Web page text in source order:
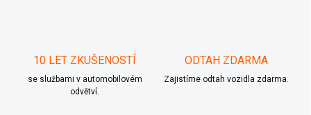
10 LET ZKUŠENOSTÍ
se službami v automobilovém
odvětví.
ODTAH ZDARMA
Zajistíme odtah vozidla zdarma.